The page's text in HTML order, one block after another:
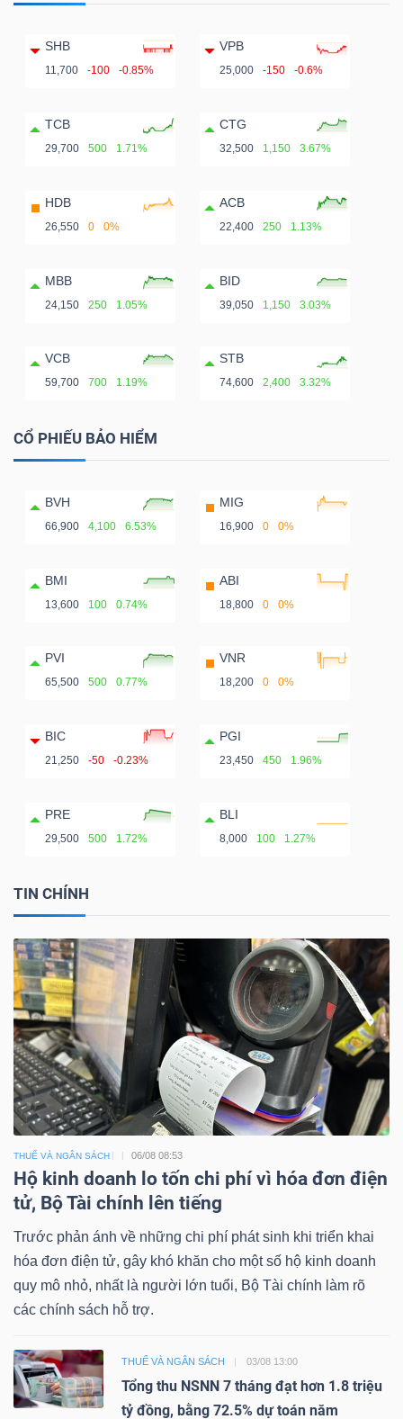
SHB
11,700 -100 -0.85%
VPB
25,000 -150 -0.6%
TCB
29,700 500 1.71%
CTG
32,500 1,150 3.67%
HDB
26,550 0 0%
ACB
22,400 250 1.13%
MBB
24,150 250 1.05%
BID
39,050 1,150 3.03%
VCB
59,700 700 1.19%
STB
74,600 2,400 3.32%
CỔ PHIẾU BẢO HIỂM
BVH
66,900 4,100 6.53%
MIG
16,900 0 0%
BMI
13,600 100 0.74%
ABI
18,800 0 0%
PVI
65,500 500 0.77%
VNR
18,200 0 0%
BIC
21,250 -50 -0.23%
PGI
23,450 450 1.96%
PRE
29,500 500 1.72%
BLI
8,000 100 1.27%
TIN CHÍNH
THUẾ VÀ NGÂN SÁCH 06/08 08:53
Hộ kinh doanh lo tốn chi phí vì hóa đơn điện
tử, Bộ Tài chính lên tiếng
Trước phản ánh về những chi phí phát sinh khi triển khai
hóa đơn điện tử, gây khó khăn cho một số hộ kinh doanh
quy mô nhỏ, nhất là người lớn tuổi, Bộ Tài chính làm rõ
các chính sách hỗ trợ.
THUẾ VÀ NGÂN SÁCH 03/08 13:00
Tổng thu NSNN 7 tháng đạt hơn 1.8 triệu
tỷ đồng, bằng 72.5% dự toán năm